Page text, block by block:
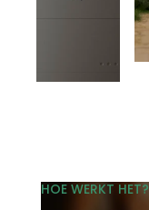
HOE WERKT HET?